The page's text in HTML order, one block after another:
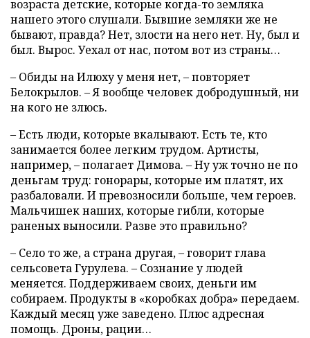
возраста детские, которые когда-то земляка
нашего этого слушали. Бывшие земляки же не
бывают, правда? Нет, злости на него нет. Ну, был и
был. Вырос. Уехал от нас, потом вот из страны…
– Обиды на Илюху у меня нет, – повторяет
Белокрылов. – Я вообще человек добродушный, ни
на кого не злюсь.
– Есть люди, которые вкалывают. Есть те, кто
занимается более легким трудом. Артисты,
например, – полагает Димова. – Ну уж точно не по
деньгам труд: гонорары, которые им платят, их
разбаловали. И превозносили больше, чем героев.
Мальчишек наших, которые гибли, которые
раненых выносили. Разве это правильно?
– Село то же, а страна другая, – говорит глава
сельсовета Гурулева. – Сознание у людей
меняется. Поддерживаем своих, деньги им
собираем. Продукты в «коробках добра» передаем.
Каждый месяц уже заведено. Плюс адресная
помощь. Дроны, рации…